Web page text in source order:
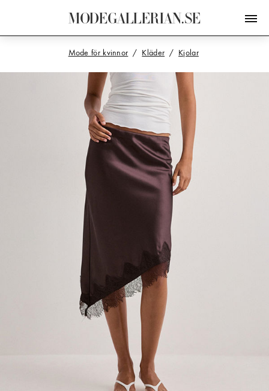
MODEGALLERIAN.SE
Mode för kvinnor Kläder Kjolar